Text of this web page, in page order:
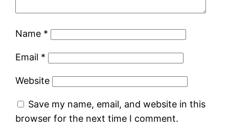
Name *
Email *
Website
Save my name, email, and website in this
browser for the next time I comment.